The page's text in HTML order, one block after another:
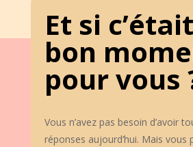
Et si
bon
pour vous
Vous n’avez pas besoin d’avoir
réponses aujourd’hui. Mais vous